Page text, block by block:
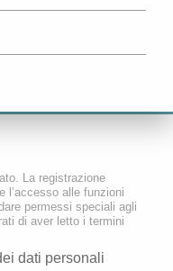
La registrazione
l’accesso alle funzioni
permessi speciali agli
di aver letto i termini
dati personali